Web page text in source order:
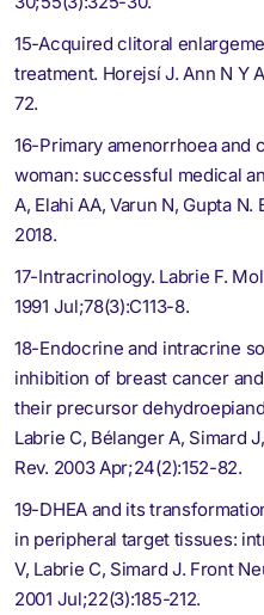
15-Acquired clitoral
treatment. Horejsí J. Ann N Y
72.
16-Primary amenorrhoea and
woman: successful medical
A, Elahi AA, Varun N, Gupta
2018.
17-Intracrinology. Labrie F.
1991 Jul;78(3):C113-8.
18-Endocrine and intracrine
inhibition of breast cancer
their precursor
Labrie C, Bélanger A, Simard
Rev. 2003 Apr;24(2):152-82.
19-DHEA and its
in peripheral target tissues:
V, Labrie C, Simard J. Front
2001 Jul;22(3):185-212.